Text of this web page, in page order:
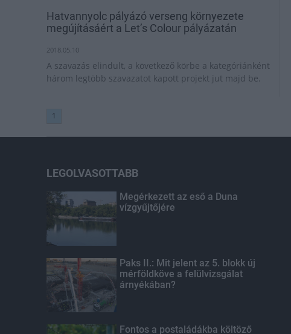
Hatvannyolc pályázó verseng környezete
megújításáért a Let’s Colour pályázatán
2018.05.10
A szavazás elindult, a következő körbe a kategóriánként
három legtöbb szavazatot kapott projekt jut majd be.
1
LEGOLVASOTTABB
Megérkezett az eső a Duna
vízgyűjtőjére
Paks II.: Mit jelent az 5. blokk új
mérföldköve a felülvizsgálat
árnyékában?
Fontos a postaládákba költöző